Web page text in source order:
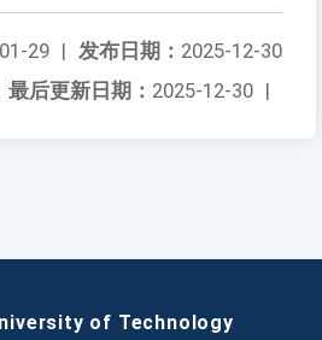
发布日期： 2025-12-30
29 |
最后更新日期： 2025-12-30 |
of Technology